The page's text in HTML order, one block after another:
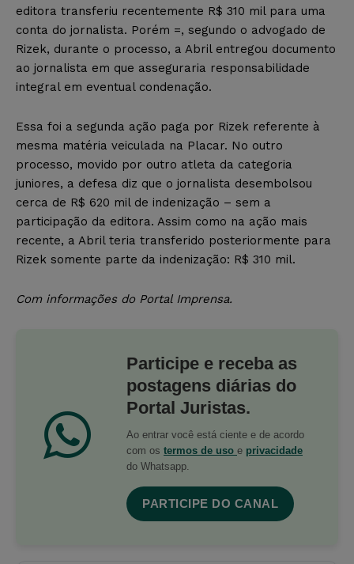
editora transferiu recentemente R$ 310 mil para uma
conta do jornalista. Porém =, segundo o advogado de
Rizek, durante o processo, a Abril entregou documento
ao jornalista em que asseguraria responsabilidade
integral em eventual condenação.
Essa foi a segunda ação paga por Rizek referente à
mesma matéria veiculada na Placar. No outro
processo, movido por outro atleta da categoria
juniores, a defesa diz que o jornalista desembolsou
cerca de R$ 620 mil de indenização – sem a
participação da editora. Assim como na ação mais
recente, a Abril teria transferido posteriormente para
Rizek somente parte da indenização: R$ 310 mil.
Com informações do Portal Imprensa.
Participe e receba as
postagens diárias do
Portal Juristas.
Ao entrar você está ciente e de acordo
com os termos de uso e privacidade
do Whatsapp.
PARTICIPE DO CANAL